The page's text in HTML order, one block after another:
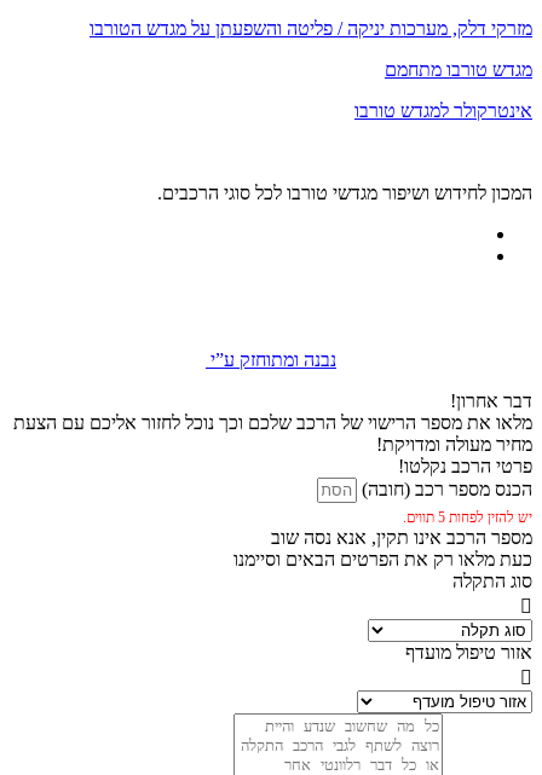
מזרקי דלק, מערכות יניקה / פליטה והשפעתן על מגדש הטורבו
מגדש טורבו מתחמם
אינטרקולר למגדש טורבו
המכון לחידוש ושיפור מגדשי טורבו לכל סוגי הרכבים.
נבנה ומתוחזק ע”י
דבר אחרון!
מלאו את מספר הרישוי של הרכב שלכם וכך נוכל לחזור אליכם עם הצעת
מחיר מעולה ומדויקת!
פרטי הרכב נקלטו!
הכנס מספר רכב (חובה)
יש להזין לפחות 5 תווים.
מספר הרכב אינו תקין, אנא נסה שוב
כעת מלאו רק את הפרטים הבאים וסיימנו
סוג התקלה
אזור טיפול מועדף